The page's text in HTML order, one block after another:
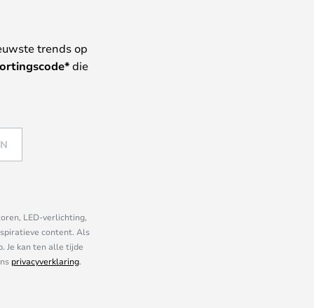
trends op
die
LED-verlichting,
content. Als
Je kan ten alle tijde
privacyverklaring.